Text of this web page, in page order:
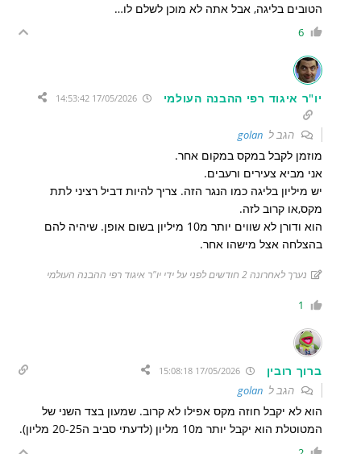
הטובים בליגה, אבל אתה לא מוכן לשלם לו…
6
יו"ר איגוד רפי ההבנה העולמי 17/05/2026 14:53:42
הגב ל golan
מוזמן לקבל במקס במקום אחר.
אני מביא צעירים ורעבים.
יש מיליון בליגה כמו הנגר הזה. צריך להיות דביל רציני לתת
מקס,או קרוב לזה.
הוא ודורן לא שווים יותר מ10 מיליון בשום אופן. שיהיה להם
בהצלחה אצל מישהו אחר.
נערך לאחרונה 2 חודשים לפני על ידי יו"ר איגוד רפי ההבנה העולמי
1
ברוך רובין 17/05/2026 15:08:18
הגב ל golan
הוא לא יקבל חוזה מקס אפילו לא קרוב. שמעון בצד השני של
המטוטלת הוא יקבל יותר מ10 מליון (לדעתי סביב ה20-25 מליון).